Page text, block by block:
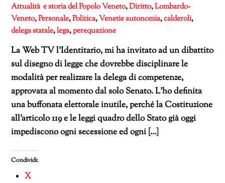
Attualità e storia del Popolo Veneto,Diritto,Lombardo-
Veneto,Personale,Politica,Venetieautonomia,calderoli,
delega statale,lega,perequazione
La Web TV l’Identitario, mi ha invitato ad un dibattito
sul disegno di legge che dovrebbe disciplinare le
modalità per realizzare la delega di competenze,
approvata al momento dal solo Senato. L’ho definita
una buffonata elettorale inutile, perché la Costituzione
all’articolo 119 e le leggi quadro dello Stato già oggi
impediscono ogni secessione ed ogni […]
Condividi:
X